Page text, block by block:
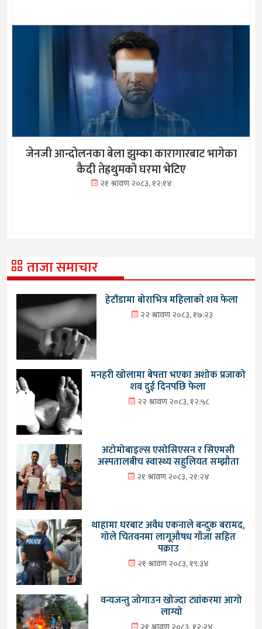
जेनजी आन्दोलनका बेला झुम्का कारागारबाट भागेका
कैदी तेह्रथुमको घरमा भेटिए
२१ श्रावण २०८३, १२:१४
ताजा समाचार
हेटौंडामा बोराभित्र महिलाको शव फेला
२२ श्रावण २०८३, १७:२३
मनहरी खोलामा बेपत्ता भएका अशोक प्रजाको
शव दुई दिनपछि फेला
२२ श्रावण २०८३, १२:५८
अटोमोबाइल्स एसोसिएसन र सिएमसी
अस्पतालबीच स्वास्थ्य सहुलियत सम्झौता
२१ श्रावण २०८३, २१:२४
थाहामा घरबाट अवैध एकनाले बन्दुक बरामद,
गोले चितवनमा लागूऔषध गाँजा सहित
पक्राउ
२१ श्रावण २०८३, १९:३४
वन्यजन्तु जोगाउन खोज्दा ट्यांकरमा आगो
लाग्यो